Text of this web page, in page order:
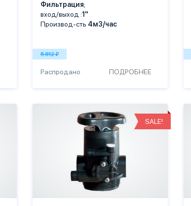
Фильтрация;
вход/выход :1"
Производ-сть 4м3/час
5 812 ₽
Распродано ПОДРОБНЕЕ
SALE!